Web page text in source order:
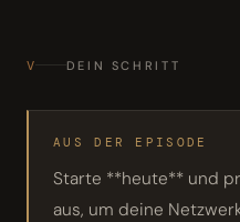
V DEIN SCHRITT
AUS DER EPISODE
Starte **heute** und
aus, um deine